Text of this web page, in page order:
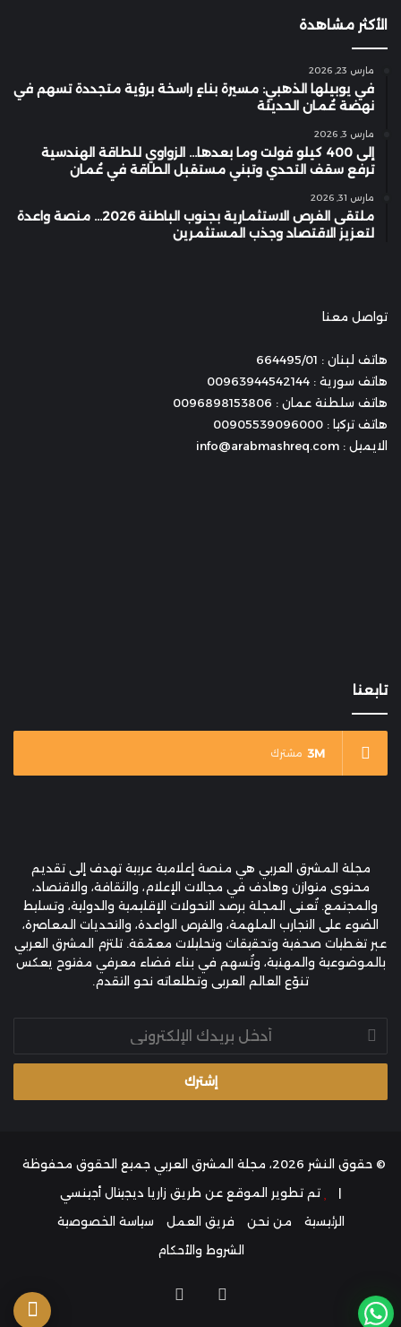
الأكثر مشاهدة
مارس 23, 2026
في يوبيلها الذهبي: مسيرة بناءٍ راسخة برؤية متجددة تسهم في
نهضة عُمان الحديثة
مارس 3, 2026
إلى 400 كيلو فولت وما بعدها… الزواوي للطاقة الهندسية
ترفع سقف التحدي وتبني مستقبل الطاقة في عُمان
مارس 31, 2026
ملتقى الفرص الاستثمارية بجنوب الباطنة 2026… منصة واعدة
لتعزيز الاقتصاد وجذب المستثمرين
تواصل معنا
هاتف لبنان : 664495/01
هاتف سورية : 00963944542144
هاتف سلطنة عمان : 0096898153806
هاتف تركيا : 00905539096000
الايميل : info@arabmashreq.com
تابعنا
3M مشترك
مجلة المشرق العربي هي منصة إعلامية عربية تهدف إلى تقديم
محتوى متوازن وهادف في مجالات الإعلام، والثقافة، والاقتصاد،
والمجتمع. تُعنى المجلة برصد التحولات الإقليمية والدولية، وتسليط
الضوء على التجارب الملهمة، والفرص الواعدة، والتحديات المعاصرة،
عبر تغطيات صحفية وتحقيقات وتحليلات معمّقة. تلتزم المشرق العربي
بالموضوعية والمهنية، وتُسهم في بناء فضاء معرفي مفتوح يعكس
تنوّع العالم العربي وتطلعاته نحو التقدم.
بريدك
الإلكتروني
© حقوق النشر 2026، مجلة المشرق العربي جميع الحقوق محفوظة
|
تم تطوير الموقع عن طريق زاريا ديجيتال أجينسي
الرئيسية
من نحن فريق العمل
سياسة الخصوصية
الشروط والأحكام
فيسبوك
زر